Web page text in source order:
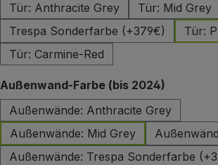
Tür: Anthracite Grey
Tür: Mid Grey
Trespa Sonderfarbe (+379€)
Tür:
Tür: Carmine-Red
Außenwand-Farbe (bis 2024)
Außenwände: Anthracite Grey
Außenwände: Mid Grey
Außenwände: Trespa Sonderfarbe